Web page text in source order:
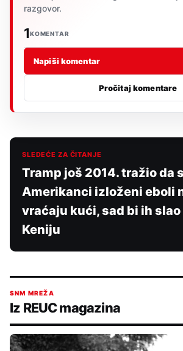
razgovor.
1KOMENTAR
Napiši komentar
Pročitaj komentare
SLEDEĆE ZA ČITANJE
Tramp još 2014. tražio da
Amerikanci izloženi eboli
vraćaju kući, sad bi ih slao
Keniju
SNM MREŽA
Iz REUC magazina